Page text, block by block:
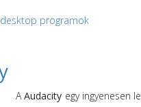
programok
AAudacity egy ingyenesen